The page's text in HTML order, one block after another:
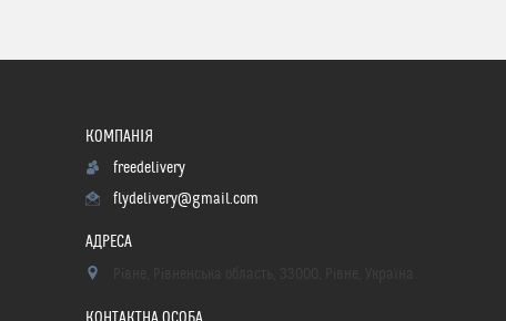
freedelivery
flydelivery@gmail.com